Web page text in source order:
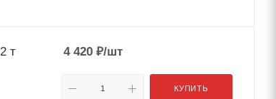
т
4 420 ₽/шт
КУПИТЬ